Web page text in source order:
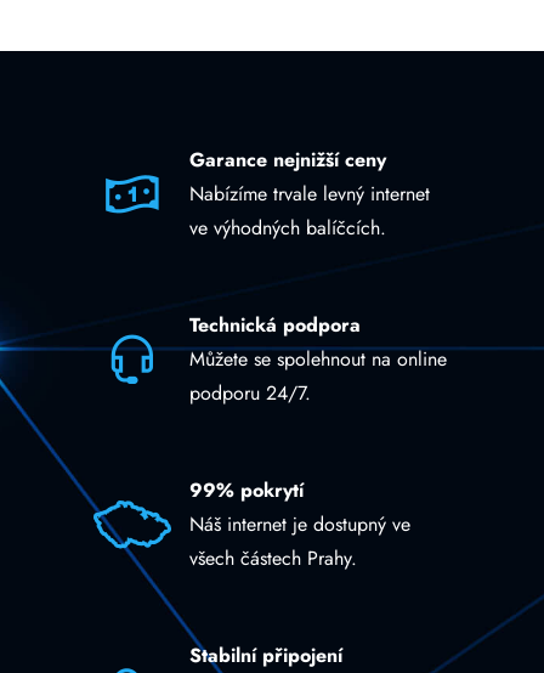
Garance nejnižší ceny
Nabízíme trvale levný internet
ve výhodných balíčcích.
Technická podpora
Můžete se spolehnout na online
podporu 24/7.
99% pokrytí
Náš internet je dostupný ve
všech částech Prahy.
Stabilní připojení